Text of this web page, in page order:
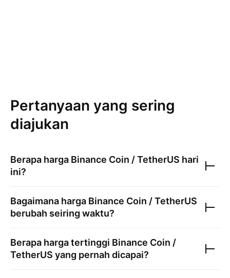
Pertanyaan yang sering
diajukan
Berapa harga Binance Coin / TetherUS hari
ini?
Bagaimana harga Binance Coin / TetherUS
berubah seiring waktu?
Berapa harga tertinggi Binance Coin /
TetherUS yang pernah dicapai?